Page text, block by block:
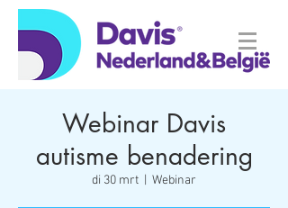
Webinar Davis
autisme benadering
di 30 mrt Webinar